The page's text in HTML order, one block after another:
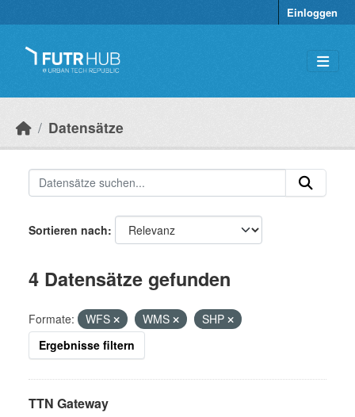
Einloggen
Datensätze
Sortieren nach
4 Datensätze gefunden
Formate: WFS WMS
SHP
Ergebnisse filtern
TTN Gateway